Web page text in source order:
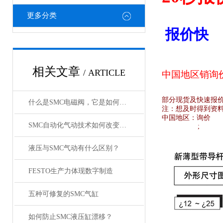
更多分类
相关文章 / ARTICLE
什么是SMC电磁阀，它是如何工作的？
SMC自动化气动技术如何改变制造业?
液压与SMC气动有什么区别？
FESTO生产力体现数字制造
五种可修复的SMC气缸
如何防止SMC液压缸漂移？
报价快
中国地区销询
部分现货及快速报
注：想及时得到资
中国地区： 询价
;